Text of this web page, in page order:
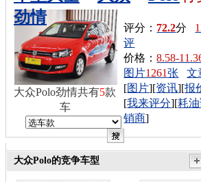
劲情
评分： 72.2分
评
价格：8.58-
图片1261张 文
[图片][资讯][报
[我来评分][耗
销商]
大众Polo劲情共有5款
车
大众Polo的竞争车型